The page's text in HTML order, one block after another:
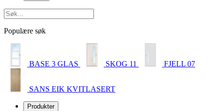
Populære søk
BASE 3 GLAS SKOG 11 FJELL 07
SANS EIK KVITLASERT
Produkter